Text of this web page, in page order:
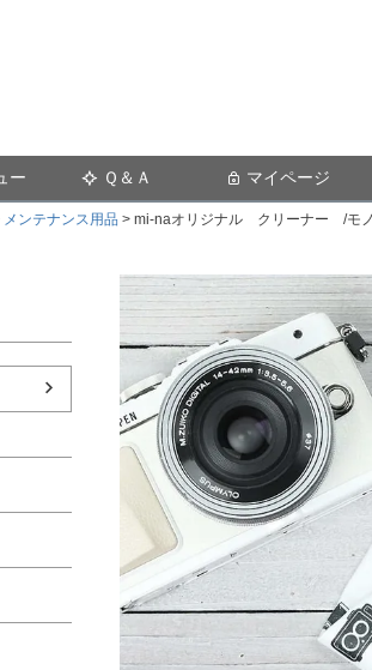
ー Ｑ＆Ａ マイページ
メンテナンス用品 mi-naオリジナル クリーナー /モ